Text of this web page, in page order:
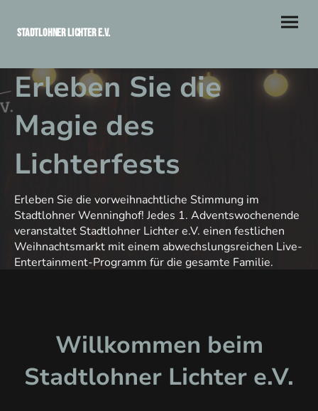
Stadtlohner Lichter e.V.
Erleben Sie die
Magie des
Lichterfests
Erleben Sie die vorweihnachtliche Stimmung im
Stadtlohner Wenninghof! Jedes 1. Adventswochenende
veranstaltet Stadtlohner Lichter e.V. einen festlichen
Weihnachtsmarkt mit einem abwechslungsreichen Live-
Entertainment-Programm für die gesamte Familie.
Willkommen beim
Stadtlohner Lichter e.V.